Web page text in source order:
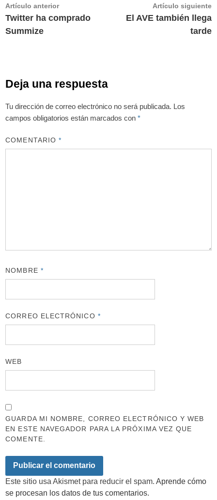
Navegación
de
entradas
Artículo anteriorArtículo
anterior:
Twitter ha comprado
Summize
Artículo siguiente
El AVE también llega
tarde
Deja una respuesta
Tu dirección de correo electrónico no será publicada. Los
campos obligatorios están marcados con*
COMENTARIO*
NOMBRE *
CORREO ELECTRÓNICO *
WEB
GUARDA MI NOMBRE, CORREO ELECTRÓNICO Y WEB
EN ESTE NAVEGADOR PARA LA PRÓXIMA VEZ QUE
COMENTE.
Este sitio usa Akismet para reducir el spam.Aprende cómo
se procesan los datos de tus comentarios.